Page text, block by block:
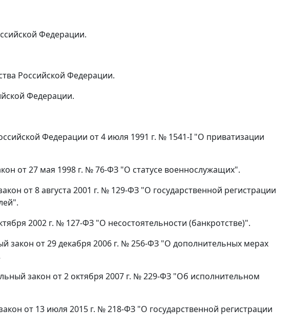
Федерации.
Российской Федерации.
Федерации.
Федерации от 4 июля 1991 г. № 1541-I "О приватизации
от 27 мая 1998 г. № 76-ФЗ "О статусе военнослужащих".
от 8 августа 2001 г. № 129-ФЗ "О государственной регистрации
2002 г. № 127-ФЗ "О несостоятельности (банкротстве)".
закон от 29 декабря 2006 г. № 256-ФЗ "О дополнительных мерах
закон от 2 октября 2007 г. № 229-ФЗ "Об исполнительном
от 13 июля 2015 г. № 218-ФЗ "О государственной регистрации